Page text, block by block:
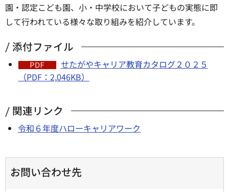
園・認定こども園、小・中学校において子どもの実態に即
して行われている様々な取り組みを紹介しています。
添付ファイル
せたがやキャリア教育カタログ２０２５
（PDF：2,046KB）
関連リンク
令和６年度ハローキャリアワーク
お問い合わせ先